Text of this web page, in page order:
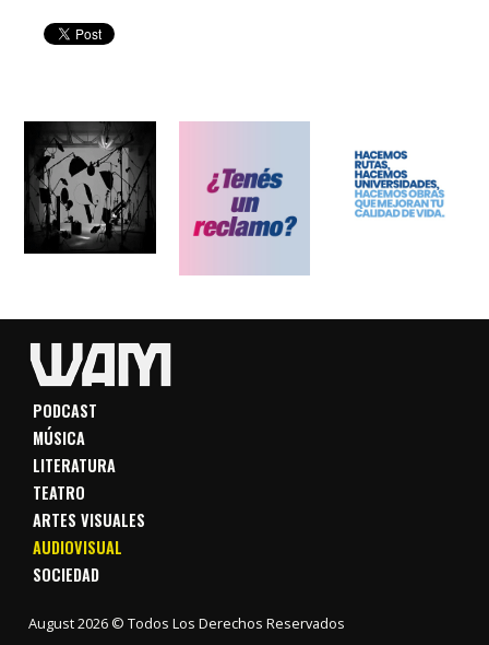
PODCAST
MÚSICA
LITERATURA
TEATRO
ARTES VISUALES
AUDIOVISUAL
SOCIEDAD
August 2026 © Todos Los Derechos Reservados